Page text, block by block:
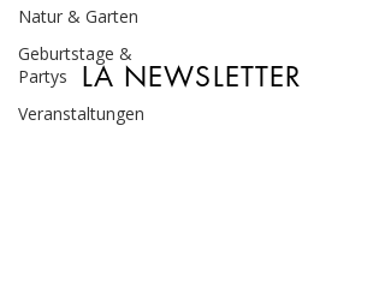
Natur & Garten
Geburtstage &
Partys
Veranstaltungen
LA NEWSLETTER